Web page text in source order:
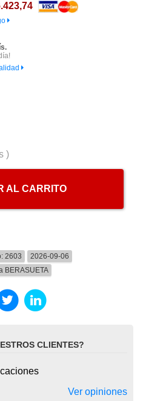
)
AL CARRITO
2603
2026-09-06
BERASUETA
CLIENTES?
Ver opiniones